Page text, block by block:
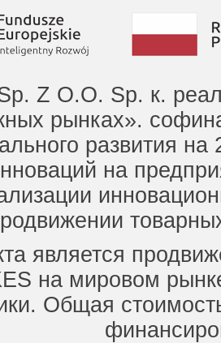
Z O.O. Sp. к.
рынках».
развития
на
является
на мировом
Общая